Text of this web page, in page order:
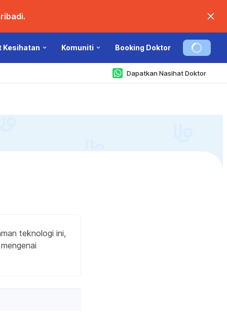
Kesihatan Komuniti Booking Doktor
Dapatkan Nasihat Doktor
teknologi ini,